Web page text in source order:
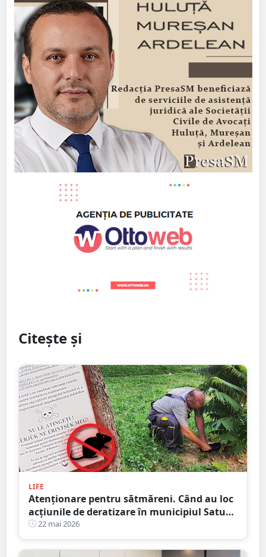
Citește și
LIFE
Atenționare pentru sătmăreni. Când au loc
acțiunile de deratizare în municipiul Satu
Mare
22 mai 2026